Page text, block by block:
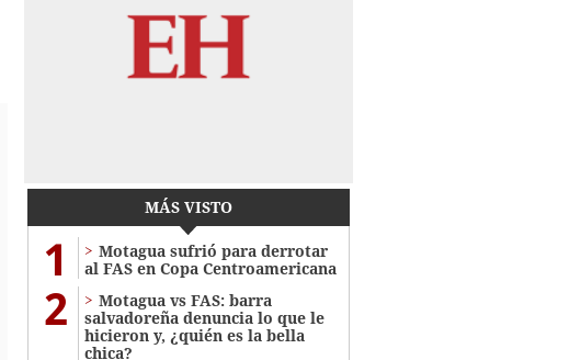
MÁS VISTO
1
Motagua sufrió para derrotar
al FAS en Copa Centroamericana
2
Motagua vs FAS: barra
salvadoreña denuncia lo que le
hicieron y, ¿quién es la bella
chica?